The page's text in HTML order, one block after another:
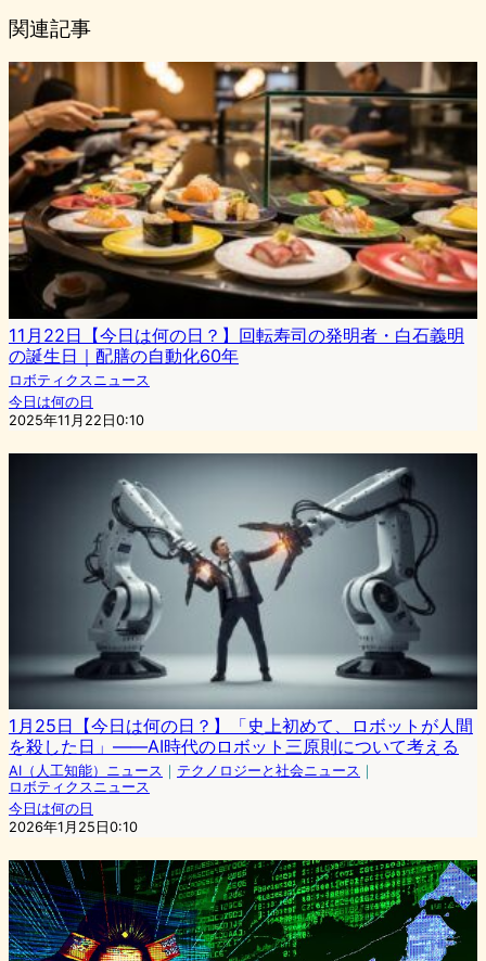
関連記事
11月22日【今日は何の日？】回転寿司の発明者・白石義明
の誕生日｜配膳の自動化60年
ロボティクスニュース
今日は何の日
2025年11月22日0:10
1月25日【今日は何の日？】「史上初めて、ロボットが人間
を殺した日」――AI時代のロボット三原則について考える
AI（人工知能）ニュース ｜ テクノロジーと社会ニュース ｜
ロボティクスニュース
今日は何の日
2026年1月25日0:10